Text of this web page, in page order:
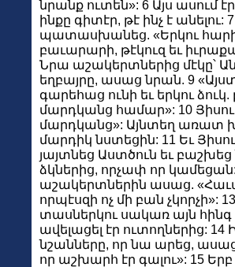
նրանք ուտեն»: 6 Այս ասում
ինքը գիտէր, թէ ինչ է
պատասխանեց. «Երկու
բաւարարի, թէկուզ եւ
Նրա աշակերտներից մէկը՝
եղբայրը, ասաց նրան. 9
գարեհաց ունի եւ երկու
մարդկանց համար»: 10
մարդկանց»: Այնտեղ առատ
մարդիկ նստեցին: 11 Եւ
յայտնեց Աստծուն եւ բաշխեց
ձկներից, որչափ որ
աշակերտներին ասաց.
որպէսզի ոչ մի բան չկորչի»:
տասներկու սակառ այն
ավելացել էր ուտողներից:
նշանները, որ նա արեց,
որ աշխարհ էր գալու»: 15